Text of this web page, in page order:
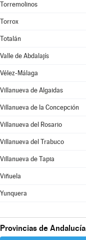
Torremolinos
Torrox
Totalán
Valle de Abdalajís
Vélez-Málaga
Villanueva de Algaidas
Villanueva de la Concepción
Villanueva del Rosario
Villanueva del Trabuco
Villanueva de Tapia
Viñuela
Yunquera
Provincias de Andalucía